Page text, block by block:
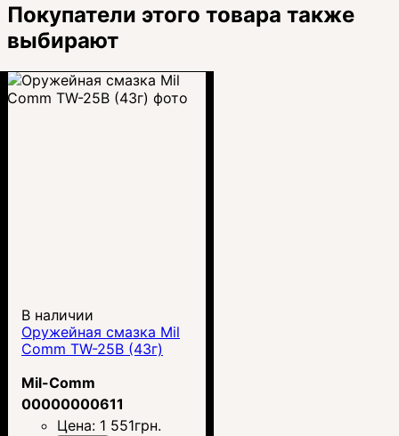
Покупатели этого товара также
выбирают
В наличии
Оружейная смазка Mil
Comm TW-25B (43г)
Mil-Comm
00000000611
Цена: 1 551грн.